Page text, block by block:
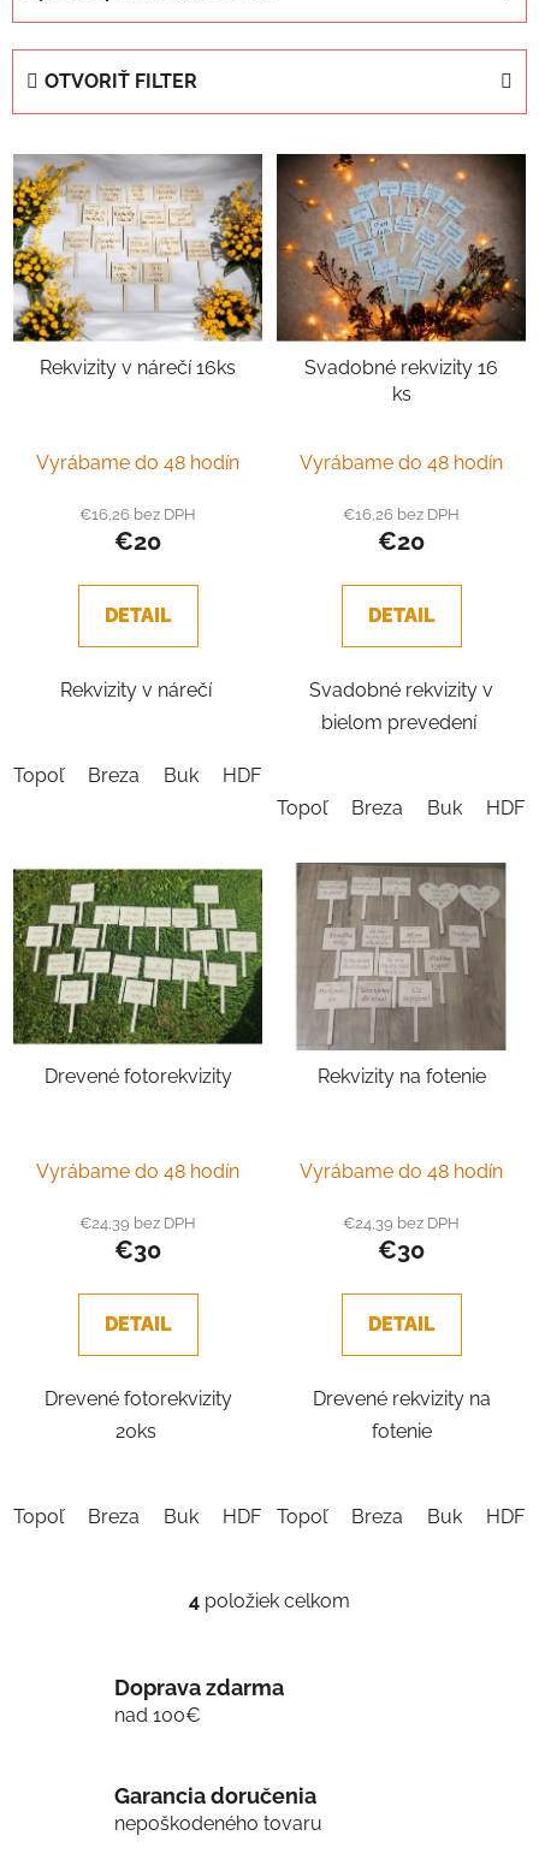
d
n
e
p
r
o
d
u
k
OTVORIŤ FILTER
V
ý
p
i
s
p
r
Rekvizity v nárečí 16ks
Vyrábame do 48 hodín
€16,26 bez DPH
€20
DETAIL
Rekvizity v nárečí
Topoľ Breza Buk HDF Biela
Svadobné rekvizity 16
ks
Vyrábame do 48 hodín
€16,26 bez DPH
€20
DETAIL
Svadobné rekvizity v
bielom prevedení
Topoľ Breza Buk HDF
Drevené fotorekvizity
Vyrábame do 48 hodín
€24,39 bez DPH
€30
DETAIL
Drevené fotorekvizity
20ks
Topoľ Breza Buk HDF Biela Dub Sonoma
Rekvizity na fotenie
Vyrábame do 48 hodín
€24,39 bez DPH
€30
DETAIL
Drevené rekvizity na
fotenie
Topoľ Breza Buk HDF
O
á
i
e
4 položiek celkom
Doprava zdarma
nad 100€
Garancia doručenia
nepoškodeného tovaru